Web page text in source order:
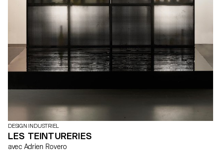
DESIGN INDUSTRIEL
LES TEINTURERIES
avec Adrien Rovero